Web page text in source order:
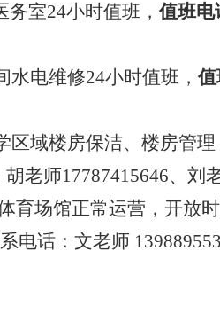
室24小时值班， 值班电
水电维修24小时值班， 值
区域楼房保洁、楼房管
老师17787415646、刘
育场馆正常运营，开放
电话：文老师